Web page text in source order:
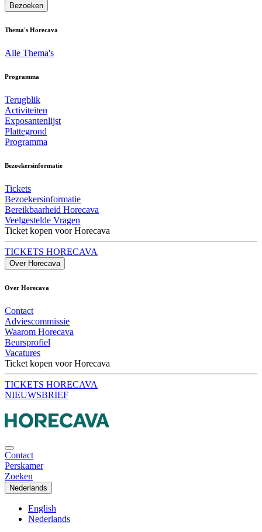
Bezoeken
Thema's Horecava
Alle Thema's
Programma
Terugblik
Activiteiten
Exposantenlijst
Plattegrond
Programma
Bezoekersinformatie
Tickets
Bezoekersinformatie
Bereikbaarheid Horecava
Veelgestelde Vragen
Ticket kopen voor Horecava
TICKETS HORECAVA
Over Horecava
Over Horecava
Contact
Adviescommissie
Waarom Horecava
Beursprofiel
Vacatures
Ticket kopen voor Horecava
TICKETS HORECAVA
NIEUWSBRIEF
Contact
Perskamer
Zoeken
Nederlands
English
Nederlands